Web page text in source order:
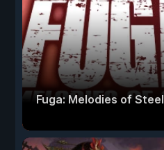
Fuga: Melodies of Steel